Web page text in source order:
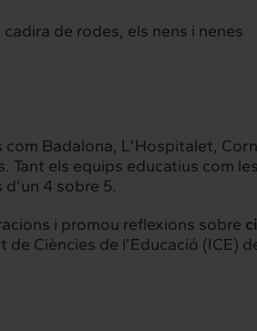
de rodes, els nens i nenes
Badalona, L’Hospitalet,
Tant els equips educatius com les
4 sobre 5.
i promou reflexions sobre
Ciències de l’Educació (ICE)